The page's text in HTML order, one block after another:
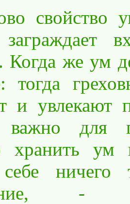
заграждает
же ум
тогда
и увлекают
важно для
хранить ум
себе